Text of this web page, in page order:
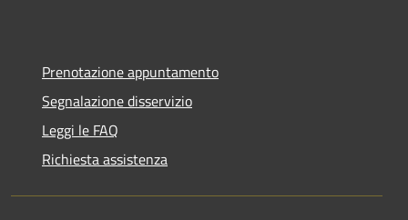
Prenotazione appuntamento
Segnalazione disservizio
Leggi le FAQ
Richiesta assistenza